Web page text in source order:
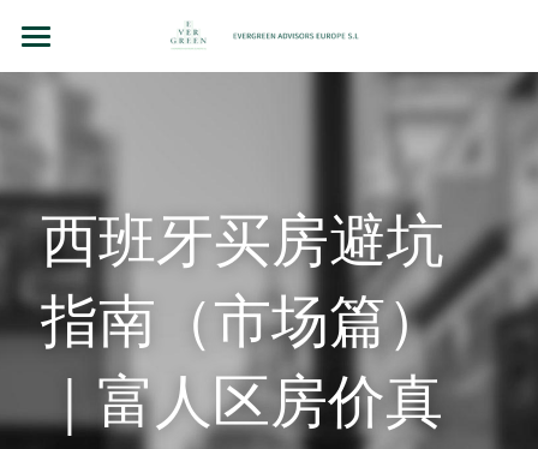
团队故事
法律顾问（BCN LEX）
房地产投资
企业并购和投资
联系我们
西班牙买房避坑
指南（市场篇）
｜富人区房价真